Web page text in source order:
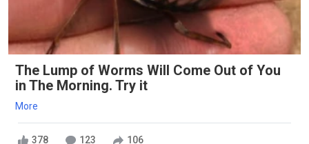
The Lump of Worms Will Come Out of You
in The Morning. Try it
More
378 123 106